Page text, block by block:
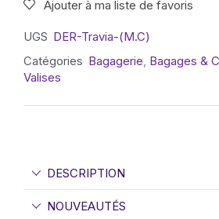
Ajouter à ma liste de favoris
UGS DER-Travia-(M.C)
Catégories Bagagerie, Bagages &
Valises
DESCRIPTION
NOUVEAUTÉS